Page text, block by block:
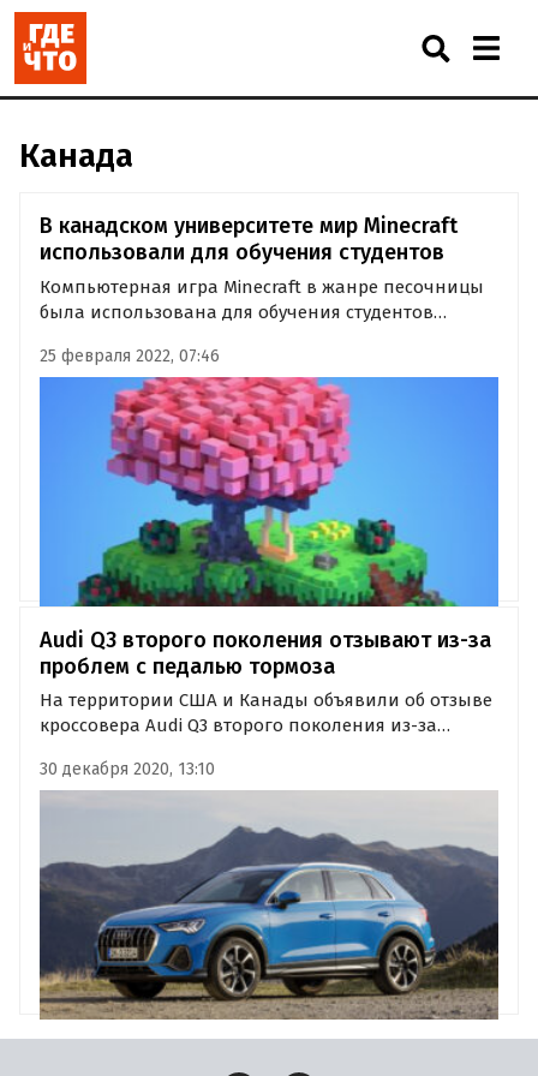
Канада
В канадском университете мир Minecraft
использовали для обучения студентов
Компьютерная игра Minecraft в жанре песочницы
была использована для обучения студентов
Об этом сообщается в статье, опубликованной
профессор английского языка Дарреном
Вершлером и Бартом Саймоном…
25 февраля 2022, 07:46
Audi Q3 второго поколения отзывают из-за
проблем с педалью тормоза
На территории США и Канады объявили об отзыве
кроссовера Audi Q3 второго поколения из-за
отвалиться или погнуться в процессе
30 декабря 2020, 13:10